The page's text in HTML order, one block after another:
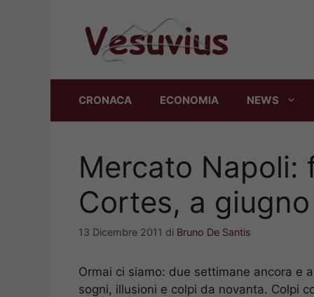
CRONACA ECONOMIA NEWS
Mercato Napoli:
Cortes, a
13 Dicembre 2011 di Bruno De Santis
Ormai ci siamo: due settimane ancora e
sogni, illusioni e colpi da novanta. Colpi